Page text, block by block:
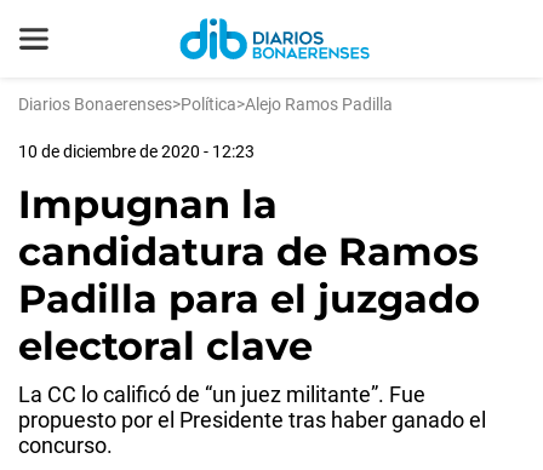
Diarios Bonaerenses>Política>Alejo Ramos Padilla
10 de diciembre de 2020 - 12:23
Impugnan la
candidatura de Ramos
Padilla para el juzgado
electoral clave
La CC lo calificó de “un juez militante”. Fue
propuesto por el Presidente tras haber ganado el
concurso.